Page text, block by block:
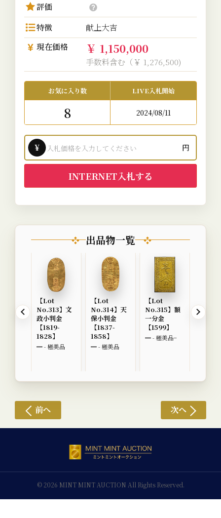
評価
特徴
献上大吉
現在価格
￥ 1,150,000
手数料含む（￥ 1,276,500)
お気に入り数
8
LIVE入札開始
2024/08/11
¥ 円
INTERNET入札する
出品物一覧
【Lot
No.313】文
政小判金
【1819-
1828】
━ - 極美品
【Lot
No.314】天
保小判金
【1837-
1858】
━ - 極美品
【Lot
No.315】額
一分金
【1599】
━ - 極美品−
長一分
前へ 次へ
© 2026 MINT MINT AUCTION All Rights Reserved.